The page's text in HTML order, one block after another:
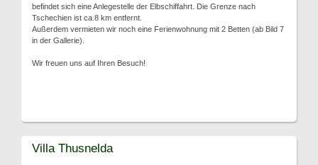
befindet sich eine Anlegestelle der Elbschiffahrt. Die Grenze nach
Tschechien ist ca.8 km entfernt.
Außerdem vermieten wir noch eine Ferienwohnung mit 2 Betten (ab Bild 7
in der Gallerie).
Wir freuen uns auf Ihren Besuch!
Villa Thusnelda